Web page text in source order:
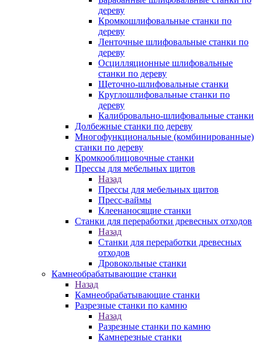
дереву
Кромкошлифовальные станки по
дереву
Ленточные шлифовальные станки по
дереву
Осцилляционные шлифовальные
станки по дереву
Щеточно-шлифовальные станки
Круглошлифовальные станки по
дереву
Калибровально-шлифовальные станки
Долбежные станки по дереву
Многофункциональные (комбинированные)
станки по дереву
Кромкооблицовочные станки
Прессы для мебельных щитов
Назад
Прессы для мебельных щитов
Пресс-ваймы
Клеенаносящие станки
Станки для переработки древесных отходов
Назад
Станки для переработки древесных
отходов
Дровокольные станки
Камнеобрабатывающие станки
Назад
Камнеобрабатывающие станки
Разрезные станки по камню
Назад
Разрезные станки по камню
Камнерезные станки